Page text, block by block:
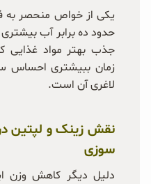
یکی از خواص منحصر به
حدود ده برابر آب
جذب بهتر مواد
زمان ببیشتری احساس
لاغری آن است.
نقش زینک و لپتین
سوزی
دلیل دیگر کاهش وزن